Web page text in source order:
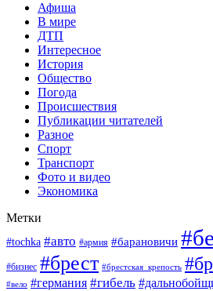
Афиша
В мире
ДТП
Интересное
История
Общество
Погода
Происшествия
Публикации читателей
Разное
Спорт
Транспорт
Фото и видео
Экономика
Метки
#tochka #авто #армия #барановичи
#бизнес #брест #брестская_крепость
#вело #германия #гибель